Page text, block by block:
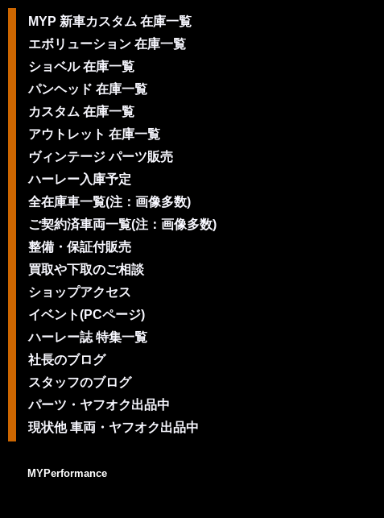
MYP 新車カスタム 在庫一覧
エボリューション 在庫一覧
ショベル 在庫一覧
パンヘッド 在庫一覧
カスタム 在庫一覧
アウトレット 在庫一覧
ヴィンテージ パーツ販売
ハーレー入庫予定
全在庫車一覧(注：画像多数)
ご契約済車両一覧(注：画像多数)
整備・保証付販売
買取や下取のご相談
ショップアクセス
イベント(PCページ)
ハーレー誌 特集一覧
社長のブログ
スタッフのブログ
パーツ・ヤフオク出品中
現状他 車両・ヤフオク出品中
MYPerformance